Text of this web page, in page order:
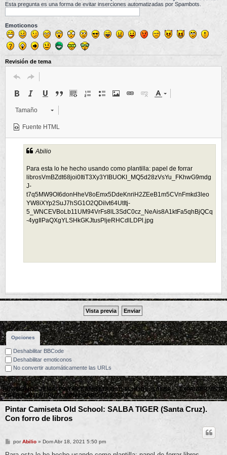
Esta pregunta es una forma de evitar inserciones automatizadas por Spambots.
Emoticonos
Revisión de tema
Tamaño
Fuente HTML
Opciones
Deshabilitar BBCode
Deshabilitar emoticonos
No convertir automáticamente las URLs
EXPANDIR VISTA
REVISIÓN DE TEMA: PINTAR CAMISETA OLD SCHOOL: SALBA
TIGER (SANTA CRUZ). CON FORRO DE LIBROS
Pintar Camiseta Old School: SALBA TIGER (Santa Cruz).
Con forro de libros
porAbilio» Dom Abr 18, 2021 5:50 pm